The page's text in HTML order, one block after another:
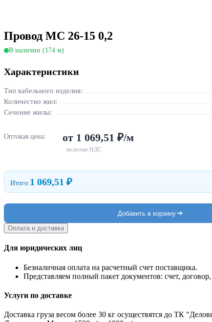
Провод МС 26-15 0,2
В наличии (174 м)
Характеристики
Тип кабельного изделия:
Количество жил:
Сечение жилы:
Оптовая цена: от 1 069,51 ₽/м
включая НДС
Итого:1 069,51 ₽
Добавить в корзину
Оплата и доставка
Для юридических лиц
Безналичная оплата на расчетный счет поставщика.
Представляем полный пакет документов: счет,
Услуги по доставке
Доставка груза весом более 30 кг осуществятся до ТК